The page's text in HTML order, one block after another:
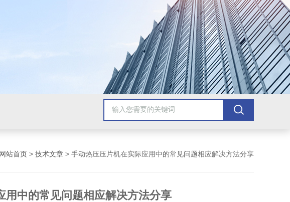
网站首页 > 技术文章 > 手动热压压片机在实际应用中的常见问题相应解决方法分享
用中的常见问题相应解决方法分享